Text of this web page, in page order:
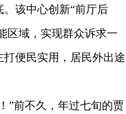
该中心创新“前厅后
区域，实现群众诉求一
便民实用，居民外出途
前不久，年过七旬的贾